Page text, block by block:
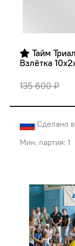
Тайм
Взлётка
135 600 ₽
Сделано
Мин. партия: 1